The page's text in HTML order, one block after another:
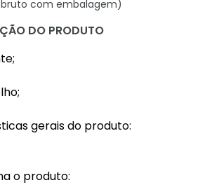
com embalagem)
DO PRODUTO
gerais do produto:
o produto: